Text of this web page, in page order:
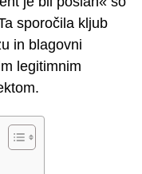
sporočila kljub
in blagovni
legitimnim